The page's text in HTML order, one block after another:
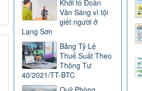
Khởi tố Đoàn
Văn Sáng vì tội
giết người ở
Lạng Sơn
Bảng Tỷ Lệ
Thuế Suất Theo
Thông Tư
40/2021/TT-BTC